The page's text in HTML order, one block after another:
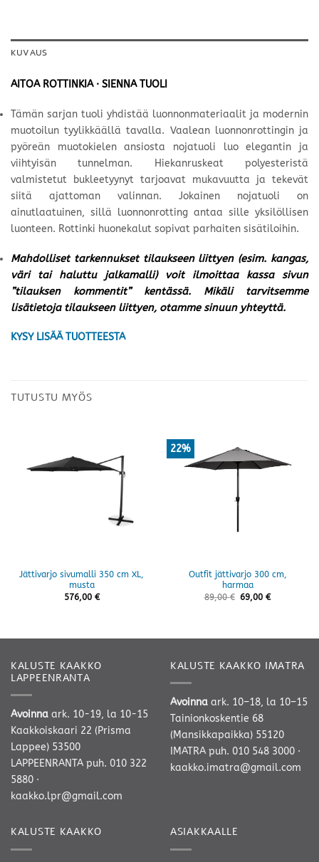
KUVAUS
AITOA ROTTINKIA · SIENNA TUOLI
Tämän sarjan tuoli yhdistää luonnonmateriaalit ja modernin
muotoilun tyylikkäällä tavalla. Vaalean luonnonrottingin ja
pyöreän muotokielen ansiosta nojatuoli luo elegantin ja
viihtyisän tunnelman. Hiekanruskeat polyesteristä
valmistetut bukleetyynyt tarjoavat mukavuutta ja tekevät
siitä ajattoman valinnan. Jokainen nojatuoli on
ainutlaatuinen, sillä luonnonrotting antaa sille yksilöllisen
luonteen. Rottinki huonekalut sopivat parhaiten sisätiloihin.
Mahdolliset tarkennukset tilaukseen liittyen (esim. kangas,
väri tai haluttu jalkamalli) voit ilmoittaa kassa sivun
”tilauksen kommentit” kentässä. Mikäli tarvitsemme
lisätietoja tilaukseen liittyen, otamme sinuun yhteyttä.
KYSY LISÄÄ TUOTTEESTA
TUTUSTU MYÖS
Jättivarjo sivumalli 350 cm XL,
musta
576,00 €
22%
Outfit jättivarjo 300 cm,
harmaa
89,00€ 69,00€
KALUSTE KAAKKO
LAPPEENRANTA
Avoinna ark. 10-19, la 10-15
Kaakkoiskaari 22 (Prisma
Lappee) 53500
LAPPEENRANTA puh. 010 322
5880 ·
kaakko.lpr@gmail.com
KALUSTE KAAKKO IMATRA
Avoinna ark. 10–18, la 10–15
Tainionkoskentie 68
(Mansikkapaikka) 55120
IMATRA puh. 010 548 3000 ·
kaakko.imatra@gmail.com
KALUSTE KAAKKO ASIAKKAALLE